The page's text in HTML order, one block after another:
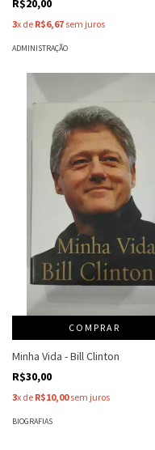
R$20,00
3x de R$6,67 sem juros
ADMINISTRAÇÃO
COMPRAR
Minha Vida - Bill Clinton
R$30,00
3x de R$10,00sem juros
BIOGRAFIAS